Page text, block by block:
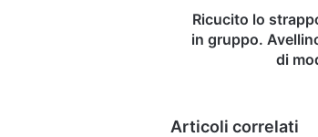
versoRicucito lo
in gruppo.
di
Articoli correlati